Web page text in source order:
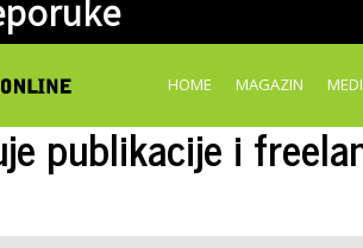
content
HOME MAGAZIN
publikacije i